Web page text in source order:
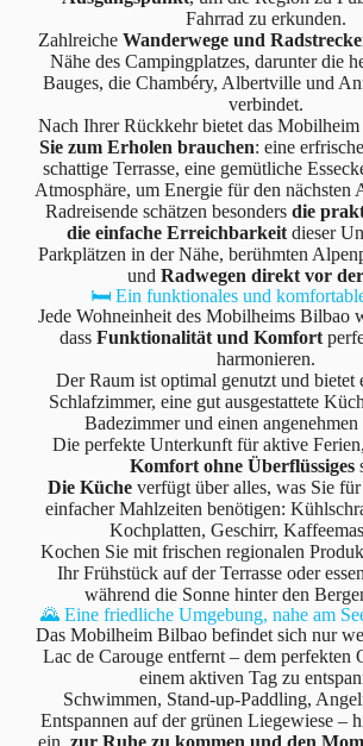
Fahrrad zu erkunden.
Zahlreiche Wanderwege und
Nähe des Campingplatzes, darunter die
Bauges, die Chambéry, Albertville und
verbindet.
Nach Ihrer Rückkehr bietet das
Sie zum Erholen brauchen: eine
schattige Terrasse, eine gemütliche
Atmosphäre, um Energie für den nächsten
Radreisende schätzen besondersdie
die einfache Erreichbarkeit dieser
Parkplätzen in der Nähe, berühmten
und Radwegen direkt vor
🛏️ Ein funktionales und
Jede Wohneinheit des Mobilheims Bilbao
dassFunktionalität und Komfort
harmonieren.
Der Raum ist optimal genutzt und bietet
Schlafzimmer, eine gut ausgestattete
Badezimmer und einen angenehmen
Die perfekte Unterkunft für aktive
Komfort ohne Überflüssiges
Die Küche verfügt über alles, was Sie
einfacher Mahlzeiten benötigen:
Kochplatten, Geschirr,
Kochen Sie mit frischen regionalen
Ihr Frühstück auf der Terrasse oder
während die Sonne hinter den
🌄 Eine friedliche Umgebung, nahe am
Das Mobilheim Bilbao befindet sich nur
Lac de Carouge entfernt – dem perfekten
einem aktiven Tag zu
Schwimmen, Stand-up-Paddling,
Entspannen auf der grünen Liegewiese –
ein,zur Ruhe zu kommen und den